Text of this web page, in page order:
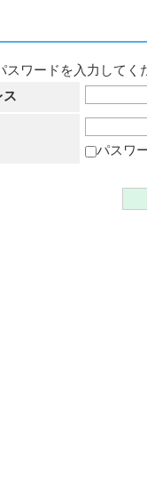
スワードを入力してく
ス
パスワ